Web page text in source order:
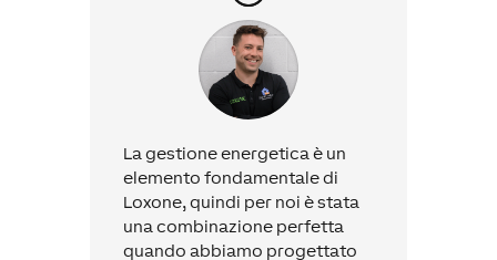
La gestione energetica è un
elemento fondamentale di
Loxone, quindi per noi è stata
una combinazione perfetta
quando abbiamo progettato